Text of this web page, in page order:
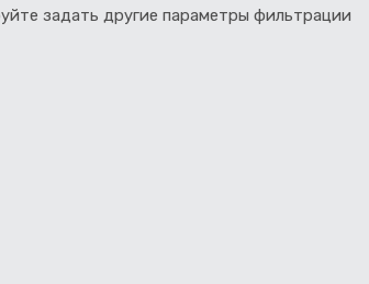
задать другие параметры фильтрации